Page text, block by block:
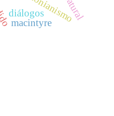
diálogos
macintyre